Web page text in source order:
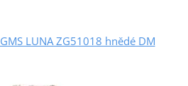
LUNA ZG51018 hnědé DM